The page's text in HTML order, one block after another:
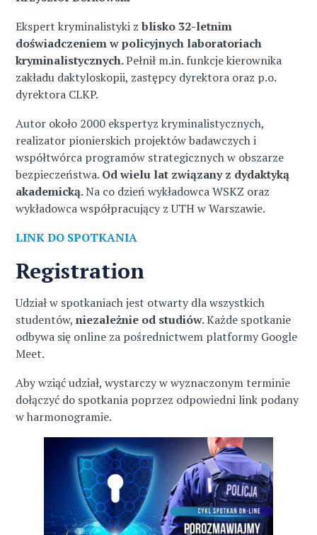
Ekspert kryminalistyki zblisko 32-letnim
doświadczeniem w policyjnych laboratoriach
kryminalistycznych.Pełnił m.in. funkcje kierownika
zakładu daktyloskopii, zastępcy dyrektora oraz p.o.
dyrektora CLKP.
Autor około 2000 ekspertyz kryminalistycznych,
realizator pionierskich projektów badawczych i
współtwórca programów strategicznych w obszarze
bezpieczeństwa. Od wielu lat związany z dydaktyką
akademicką.Na co dzień wykładowca WSKZ oraz
wykładowca współpracujący z UTH w Warszawie.
LINK DO SPOTKANIA
Registration
Udział w spotkaniach jest otwarty dla wszystkich
studentów,niezależnie od studiów.Każde spotkanie
odbywa się online za pośrednictwem platformy Google
Meet.
Aby wziąć udział, wystarczy w wyznaczonym terminie
dołączyć do spotkania poprzez odpowiedni link podany
w harmonogramie.